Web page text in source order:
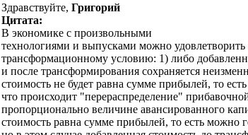
Здравствуйте, Григорий
Цитата:
В экономике с произвольными
технологиями и выпусками можно
трансформационному условию: 1) либо
и после трансформирования сохраняется
стоимость не будет равна сумме прибылей, то есть
что происходит "перераспределение"
пропорционально величине авансированного
стоимость равна сумме прибылей, то есть можно